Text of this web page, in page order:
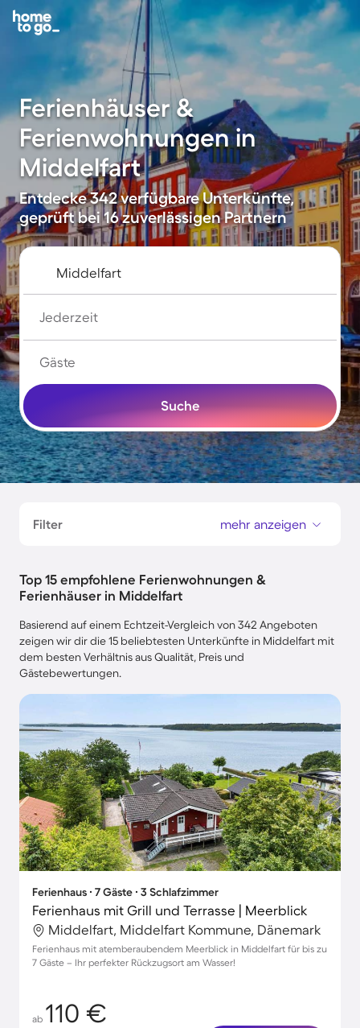
Ferienhäuser &
Ferienwohnungen in
Middelfart
Entdecke 342 verfügbare Unterkünfte,
geprüft bei 16 zuverlässigen Partnern
Jederzeit
Gäste
Suche
Filter mehr anzeigen
Top 15 empfohlene Ferienwohnungen &
Ferienhäuser in Middelfart
Basierend auf einem Echtzeit-Vergleich von 342 Angeboten
zeigen wir dir die 15 beliebtesten Unterkünfte in Middelfart mit
dem besten Verhältnis aus Qualität, Preis und
Gästebewertungen.
Ferienhaus ∙ 7 Gäste ∙ 3 Schlafzimmer
Ferienhaus mit Grill und Terrasse | Meerblick
Middelfart, Middelfart Kommune, Dänemark
Ferienhaus mit atemberaubendem Meerblick in Middelfart für bis zu
7 Gäste – Ihr perfekter Rückzugsort am Wasser!
ab 110 €